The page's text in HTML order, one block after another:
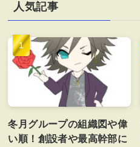
人気記事
冬月グループの組織図や偉
い順！創設者や最高幹部に